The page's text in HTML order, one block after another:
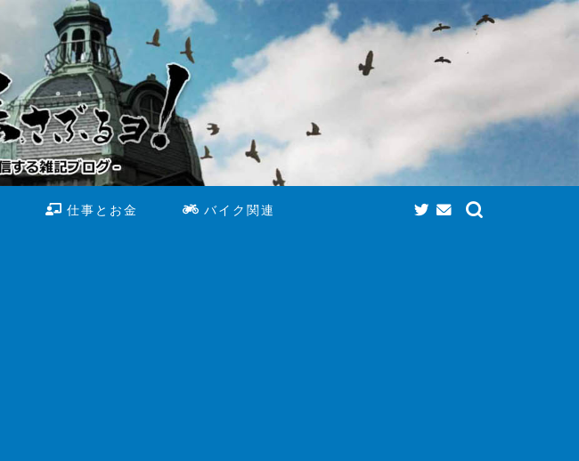
仕事とお金 バイク関連